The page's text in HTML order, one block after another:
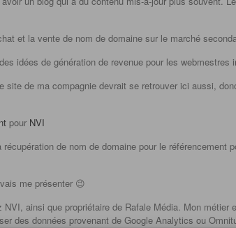
et la vente de nom de domaine sur le marché
idées de génération de revenue pour les webmestres
site de ma compagnie devrait se retrouver ici aussi,
pour NVI
de nom de domaine pour le référencement
me présenter 😉
ainsi que propriétaire de Rafale Média. Mon métier
des données provenant de Google Analytics ou